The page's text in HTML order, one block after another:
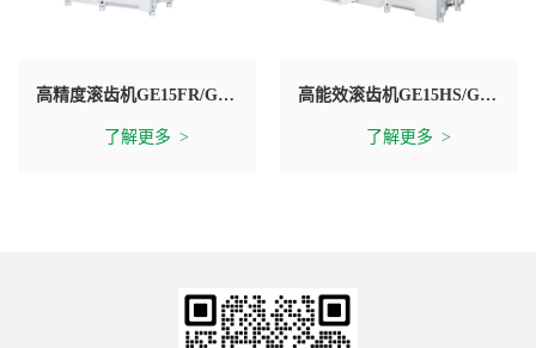
高精度滚齿机GE15FR/GE15FR Plus
了解更多
高能效滚齿机GE15HS/GE25HS
了解更多